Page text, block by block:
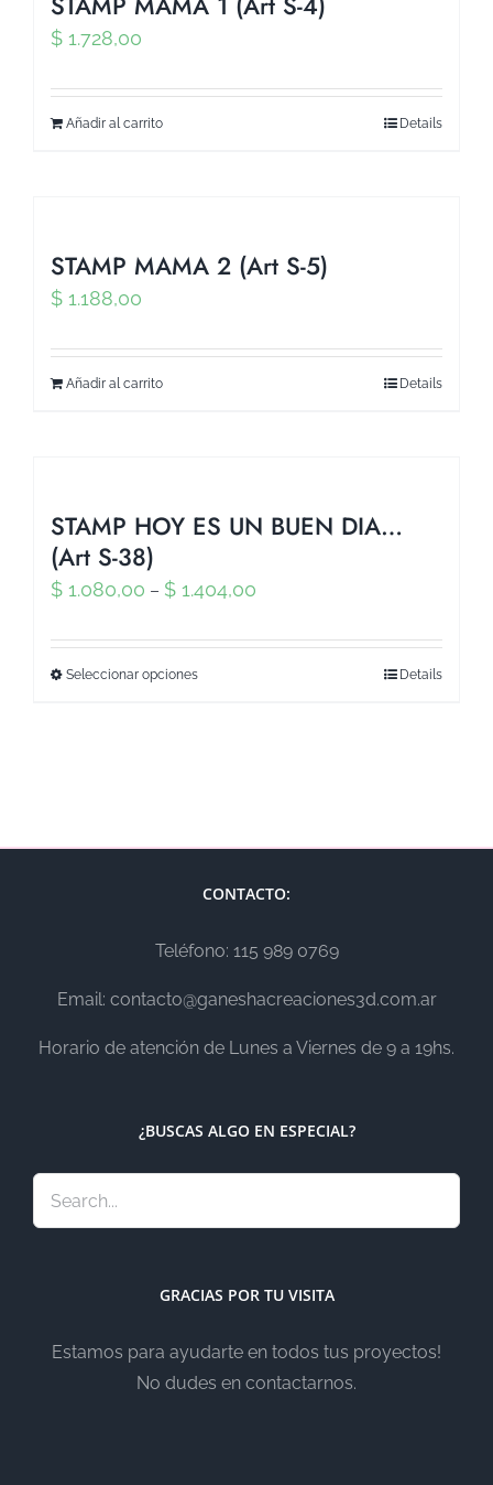
$ 1.728,00
Añadir al carrito Details
STAMP MAMA 2 (Art S-5)
$ 1.188,00
Añadir al carrito Details
STAMP HOY ES UN BUEN DIA…
(Art S-38)
$ 1.080,00 – $ 1.404,00
Seleccionar opciones Details
CONTACTO:
Teléfono: 115 989 0769
Email: contacto@ganeshacreaciones3d.com.ar
Horario de atención de Lunes a Viernes de 9 a 19hs.
¿BUSCAS ALGO EN ESPECIAL?
GRACIAS POR TU VISITA
Estamos para ayudarte en todos tus proyectos!
No dudes en contactarnos.